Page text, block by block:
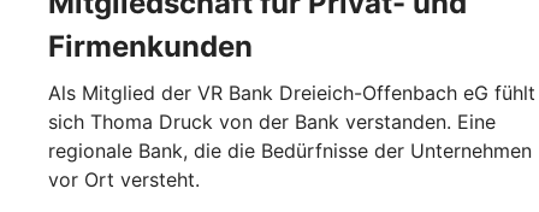
Firmenkunden
Als Mitglied der VR Bank Dreieich-Offenbach eG fühlt
sich Thoma Druck von der Bank verstanden. Eine
regionale Bank, die die Bedürfnisse der Unternehmen
vor Ort versteht.